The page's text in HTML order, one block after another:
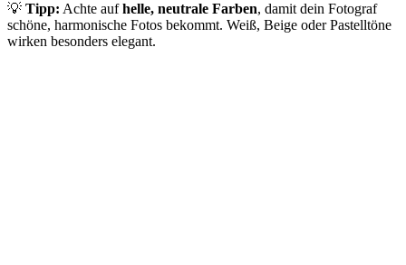
💡 Tipp: Achte aufhelle, neutrale Farben, damit dein Fotograf
schöne, harmonische Fotos bekommt. Weiß, Beige oder Pastelltöne
wirken besonders elegant.